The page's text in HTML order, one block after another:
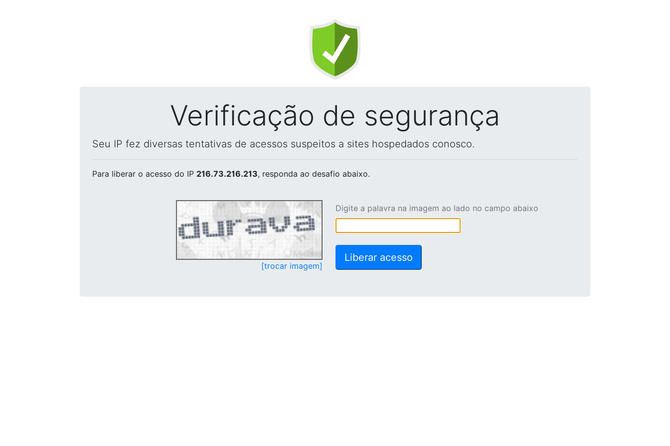
Verificação de segurança
Seu IP fez diversas tentativas de acessos suspeitos a sites hospedados conosco.
Para liberar o acesso do IP 216.73.216.213, responda ao desafio abaixo.
[trocar imagem]
Digite a palavra na imagem ao lado no campo abaixo